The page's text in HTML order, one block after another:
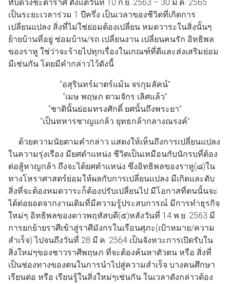
ทับดวงชะตาราศี ตั้งแต่วันที่ 10 ก.ย. 2563 – 30 มี.ค. 2565
เป็นระยะเวลาร่วม 1 ปีครึ่ง เป็นเวลาของชีวิตที่เกิดการ
เปลี่ยนแปลง สิ่งที่ไม่ใช่ย่อมต้องเปลี่ยน หมดวาระในสิ่งนั้นๆ
ย้ายบ้านที่อยู่ ซ่อมบ้าน/รถ เปลี่ยนงาน เปลี่ยนคนรัก อิทธิพล
ของราหู ใช่ว่าจะร้ายไปทุกเรื่องในเกณฑ์ที่ดีและส่งเสริมย่อม
มีเช่นกัน โดยมีคำกล่าวไว้ดังนี้
“อสุรินทร์มาตร์แม้น จรกุมลัคน์”
“เมษ พฤษภ ตามจักร เลิศแล้ว”
“ชาตินั้นย่อมทรงศักดิ์ ยศนั้นถึงพระยา”
“เป็นทหารชาญแกล้ว ยุทธกล้ากลางณรงค์”
ด้วยความนัยตามคำกล่าว แสดงให้เห็นถึงการเปลี่ยนแปลง
ในความรุ่งเรือง มียศตำแหน่ง ชีวิตเป็นเหมือนกับนักรบที่ต้อง
ต่อสู้หาญกล้า ถึงจะได้ยศตำแหน่ง ซึ่งอิทธิพลของราหู(๘)ใน
ทางโหราศาสตร์ย่อมให้ผลกับการเปลี่ยนแปลง มีเกิดและดับ
สิ่งที่จะต้องหมดวาระก็ต้องปรับเปลี่ยนไป มีโอกาสที่ตนนั้นจะ
ได้ต่อยอดจากงานเดิมที่มีความรู้ประสบการณ์ มีการทำธุรกิจ
ใหม่ๆ อิทธิพลของดาวพฤหัสบดี(๕)หลังวันที่ 14 พ.ย. 2563 มี
การยกย้ายราศีเข้าสู่ราศีมังกรในเรือนศุภะ(เป้าหมาย/ความ
สำเร็จ) ไปจนถึงวันที่ 28 มี.ค. 2564 เป็นจังหวะการเปิดรับใน
สิ่งใหม่ๆของชาวราศีพฤษภ ที่จะต้องค้นหาตัวตน หรือ สิ่งที่
เป็นช่องทางของตนในการนำไปสู่ความสำเร็จ บางคนศึกษา
เรียนต่อ หรือ เรียนรู้ในสิ่งใหม่ๆเช่นกัน ในเวลาดังกล่าวต้อง